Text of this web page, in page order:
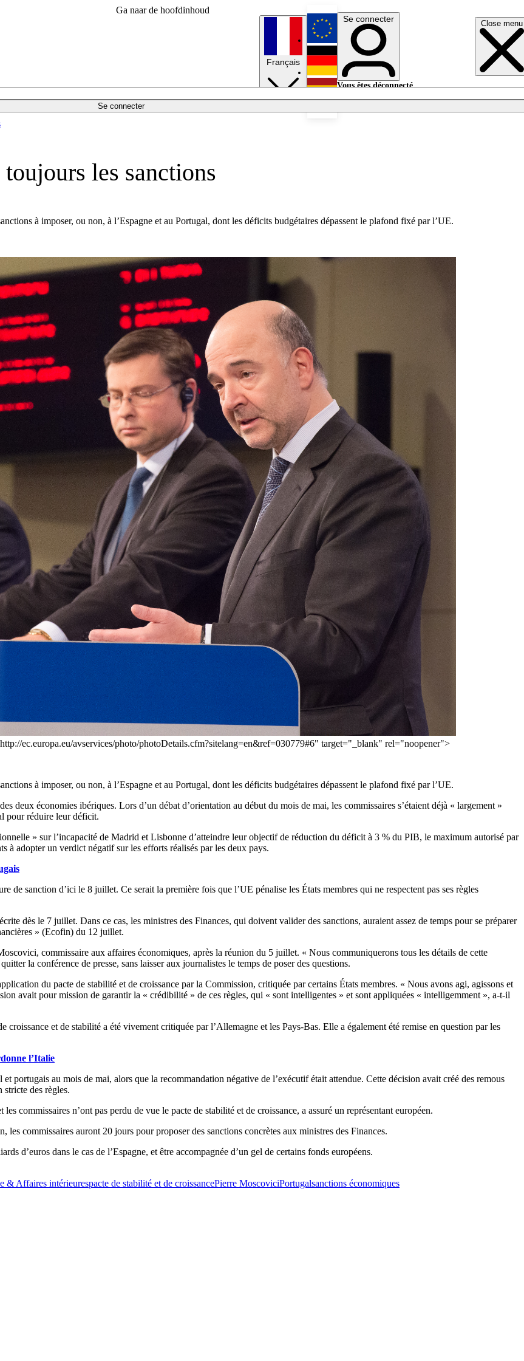
Ga naar de hoofdinhoud
Close menu
Se connecter
Français
English
Deutsch
Se connecter
Vous êtes déconnecté.
les sanctions
à imposer, ou non, à l’Espagne et au Portugal, dont les déficits budgétaires dépassent le plafond fixé par l’UE.
ec.europa.eu/avservices/photo/photoDetails.cfm?sitelang=en&ref=030779#6" target="_blank" rel="noopener">
à imposer, ou non, à l’Espagne et au Portugal, dont les déficits budgétaires dépassent le plafond fixé par l’UE.
deux économies ibériques. Lors d’un débat d’orientation au début du mois de mai, les commissaires s’étaient déjà « largement »
pour réduire leur déficit.
» sur l’incapacité de Madrid et Lisbonne d’atteindre leur objectif de réduction du déficit à 3 % du PIB, le maximum autorisé par
à adopter un verdict négatif sur les efforts réalisés par les deux pays.
de sanction d’ici le 8 juillet. Ce serait la première fois que l’UE pénalise les États membres qui ne respectent pas ses règles
dès le 7 juillet. Dans ce cas, les ministres des Finances, qui doivent valider des sanctions, auraient assez de temps pour se préparer
» (Ecofin) du 12 juillet.
commissaire aux affaires économiques, après la réunion du 5 juillet. « Nous communiquerons tous les détails de cette
la conférence de presse, sans laisser aux journalistes le temps de poser des questions.
du pacte de stabilité et de croissance par la Commission, critiquée par certains États membres. « Nous avons agi, agissons et
avait pour mission de garantir la « crédibilité » de ces règles, qui « sont intelligentes » et sont appliquées « intelligemment », a-t-il
et de stabilité a été vivement critiquée par l’Allemagne et les Pays-Bas. Elle a également été remise en question par les
l’Italie
portugais au mois de mai, alors que la recommandation négative de l’exécutif était attendue. Cette décision avait créé des remous
des règles.
commissaires n’ont pas perdu de vue le pacte de stabilité et de croissance, a assuré un représentant européen.
commissaires auront 20 jours pour proposer des sanctions concrètes aux ministres des Finances.
d’euros dans le cas de l’Espagne, et être accompagnée d’un gel de certains fonds européens.
& Affaires intérieurespacte de stabilité et de croissancePierre MoscoviciPortugalsanctions économiques